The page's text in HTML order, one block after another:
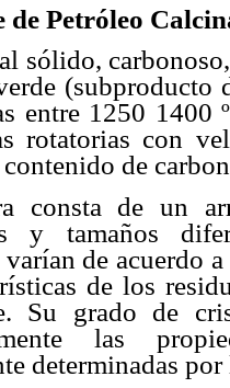
de Petróleo
sólido,
(subproducto
entre 1250
rotatorias con
de
consta de un
y tamaños
de acuerdo
de los
Su grado de
las
determinadas